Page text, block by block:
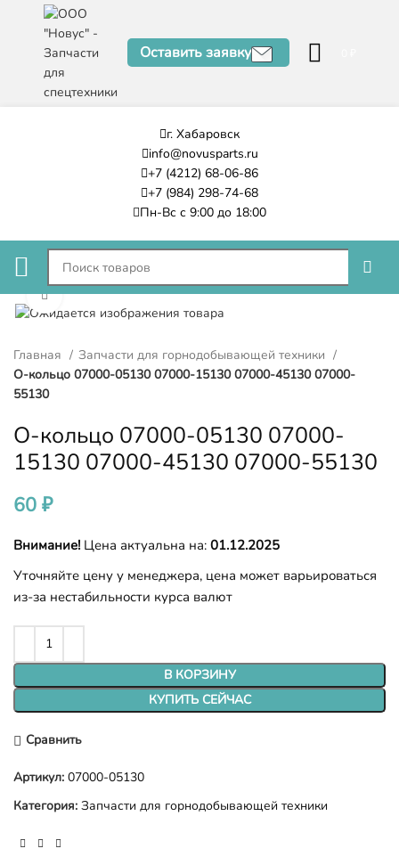
Оставить заявку
г. Хабаровск
info@novusparts.ru
+7 (4212) 68-06-86
+7 (984) 298-74-68
Пн-Вс с 9:00 до 18:00
Нажмите, чтобы увеличить
Главная
Запчасти для горнодобывающей техники
О-кольцо 07000-05130 07000-15130 07000-45130 07000-
55130
О-кольцо 07000-05130 07000-
15130 07000-45130 07000-55130
60 ₽
Внимание! Цена актуальна на: 01.12.2025
Уточняйте цену у менеджера, цена может варьироваться
из-за нестабильности курса валют
В КОРЗИНУ
КУПИТЬ СЕЙЧАС
Сравнить
Артикул: 07000-05130
Категория: Запчасти для горнодобывающей техники